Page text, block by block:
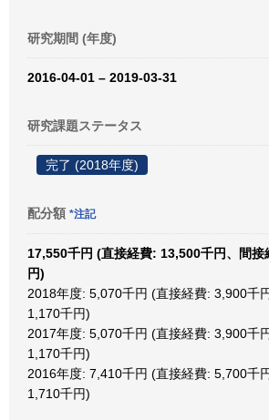
研究期間 (年度)
2016-04-01 – 2019-03-31
研究課題ステータス
完了 (2018年度)
配分額 *注記
17,550千円 (直接経費: 13,500千円、間
円)
2018年度: 5,070千円 (直接経費: 3,900千
1,170千円)
2017年度: 5,070千円 (直接経費: 3,900千
1,170千円)
2016年度: 7,410千円 (直接経費: 5,700千
1,710千円)